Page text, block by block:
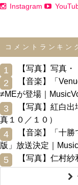
Instagram
コメントランキン
1 【写真】写真
2
【音楽】「
≠MEが登場｜
3
【写真】紅白
真１０／１０）
4
【音楽】「十
版」放送決定｜
5 【写真】仁村